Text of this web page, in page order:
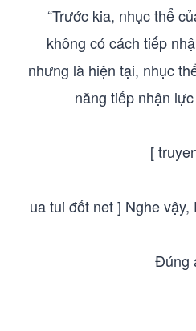
“Trước kia, nhục thể
không có cách tiếp
nhưng là hiện tại, nhục
năng tiếp nhận
[
ua tui đốt net ] Nghe
Đúng